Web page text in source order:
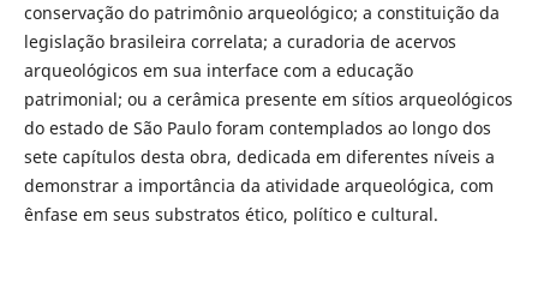
conservação do patrimônio arqueológico; a constituição da
legislação brasileira correlata; a curadoria de acervos
arqueológicos em sua interface com a educação
patrimonial; ou a cerâmica presente em sítios arqueológicos
do estado de São Paulo foram contemplados ao longo dos
sete capítulos desta obra, dedicada em diferentes níveis a
demonstrar a importância da atividade arqueológica, com
ênfase em seus substratos ético, político e cultural.